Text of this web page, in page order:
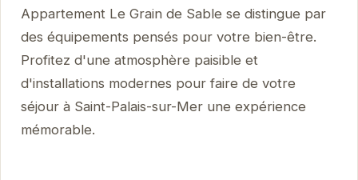
Appartement Le Grain de Sable se distingue par
des équipements pensés pour votre bien-être.
Profitez d'une atmosphère paisible et
d'installations modernes pour faire de votre
séjour à Saint-Palais-sur-Mer une expérience
mémorable.